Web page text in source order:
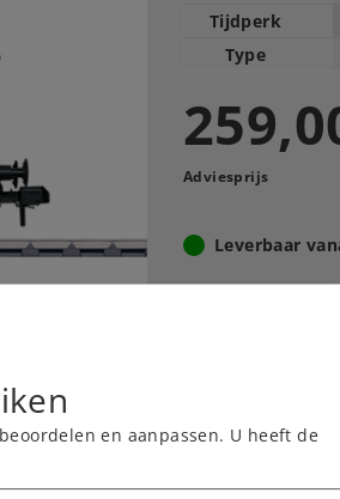
Tijdperk
Type
Adviesprijs
Leverbaar
en aanpassen. U heeft de